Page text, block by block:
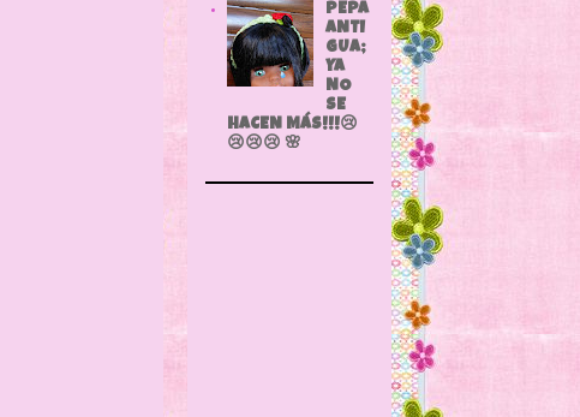
PEPA
ANTI
GUA;
YA
NO
SE
HACEN MÁS!!!😢
😢😢😢 🌸